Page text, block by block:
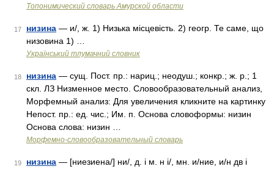
Топонимический словарь Амурской области
17 низина — и/, ж. 1) Низька місцевість. 2) геогр. Те саме, що
низовина 1) …
Український тлумачний словник
18 низина — сущ. Пост. пр.: нариц.; неодуш.; конкр.; ж. р.; 1
скл. ЛЗ Низменное место. Словообразовательный анализ,
Морфемный анализ: Для увеличения кликните на картинку
Непост. пр.: ед. чис.; Им. п. Основа словоформы: низин
Основа слова: низин …
Морфемно-словообразовательный словарь
19 низина — [ниезиена/] ни/, д. і м. н і/, мн. и/ние, и/н дв і